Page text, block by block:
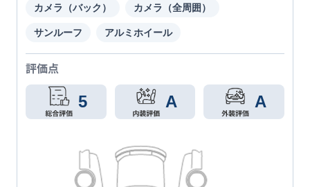
カメラ（バック） カメラ（全周囲）
サンルーフ アルミホイール
評価点
5 A A